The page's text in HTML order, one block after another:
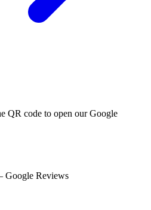
QR code to open our Google
Google Reviews